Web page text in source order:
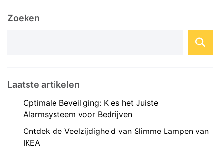
geavanceerde technologieën zijn er
Zoeken
Laatste artikelen
Optimale Beveiliging: Kies het Juiste
Alarmsysteem voor Bedrijven
Ontdek de Veelzijdigheid van Slimme Lampen van
IKEA